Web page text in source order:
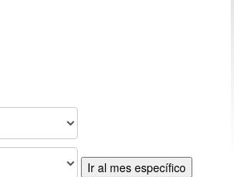
Ir al mes específico